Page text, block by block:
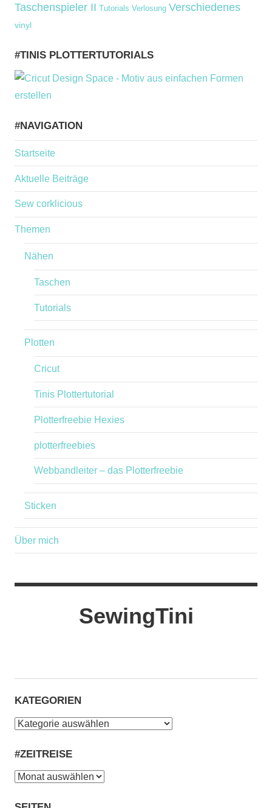
Taschenspieler II Tutorials Verlosung Verschiedenes
vinyl
#TINIS PLOTTERTUTORIALS
#NAVIGATION
Startseite
Aktuelle Beiträge
Sew corklicious
Themen
Nähen
Taschen
Tutorials
Plotten
Cricut
Tinis Plottertutorial
Plotterfreebie Hexies
plotterfreebies
Webbandleiter – das Plotterfreebie
Sticken
Über mich
SewingTini
KATEGORIEN
Kategorien
#ZEITREISE
#Zeitreise